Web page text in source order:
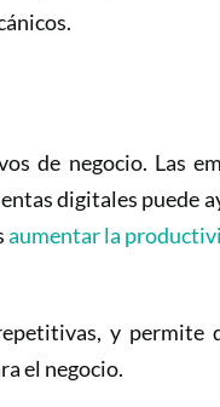
de negocio. Las
digitales puede
aumentar la
y permite
el negocio.